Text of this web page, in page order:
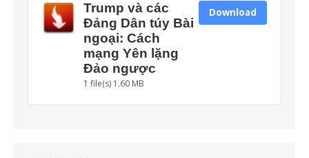
Trump và các
Đảng Dân túy Bài
ngoại: Cách
mạng Yên lặng
Đảo ngược
1 file(s) 1.60 MB
Download